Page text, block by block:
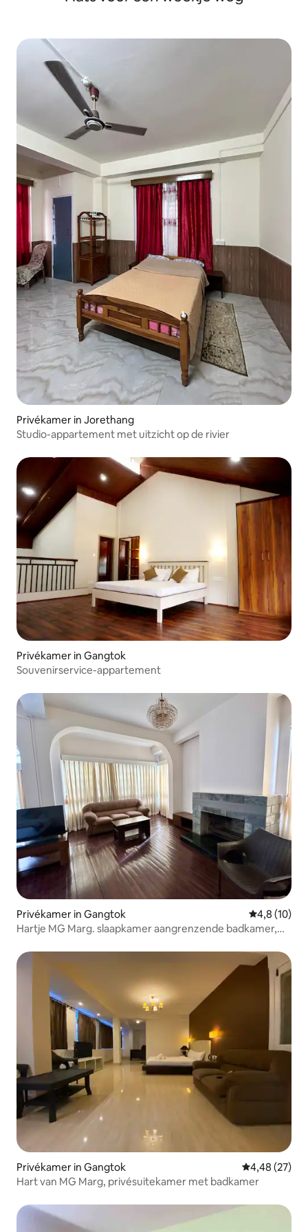
Privékamer in Jorethang
Studio-appartement met uitzicht op de rivier
Privékamer in Gangtok
Souvenirservice-appartement
Privékamer in Gangtok
4,8 (10)
Hartje MG Marg. slaapkamer aangrenzende badkamer,
Privékamer in Gangtok Gemiddelde
4,48 (27)
Hart van MG Marg, privésuitekamer met badkamer